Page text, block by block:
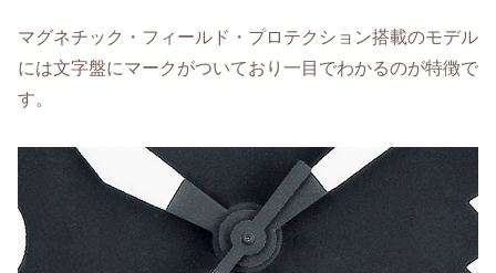
マグネチック・フィールド・プロテクション搭載のモデル
には文字盤にマークがついており一目でわかるのが特徴で
す。